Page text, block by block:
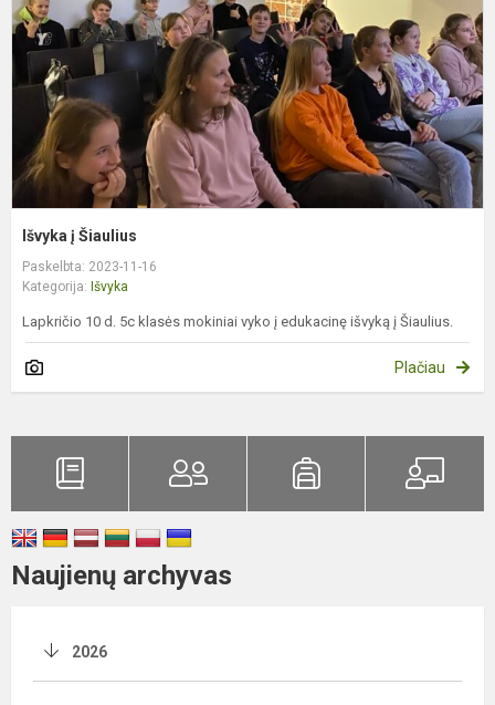
Išvyka į Šiaulius
Paskelbta: 2023-11-16
Kategorija: Išvyka
Lapkričio 10 d. 5c klasės mokiniai vyko į edukacinę išvyką į Šiaulius.
Plačiau
Naujienų archyvas
2026